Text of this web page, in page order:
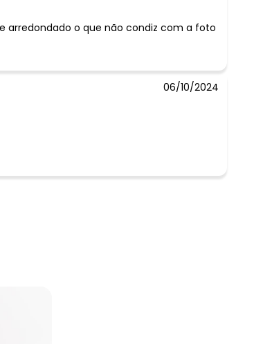
arredondado o que não condiz com a foto
06/10/2024